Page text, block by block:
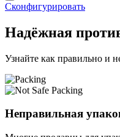
Сконфигурировать
Надёжная
Узнайте как правильно и
Неправильная